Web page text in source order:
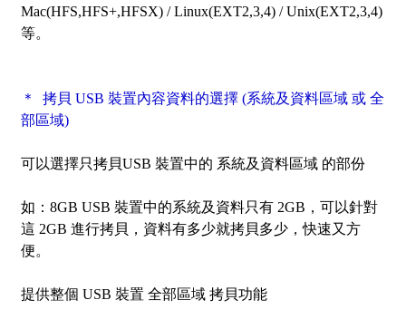
Mac(HFS,HFS+,HFSX) / Linux(EXT2,3,4) / Unix(EXT2,3,4)
等。
＊ 拷貝 USB 裝置內容資料的選擇 (系統及資料區域 或 全
部區域)
可以選擇只拷貝USB 裝置中的 系統及資料區域的部份
如：8GB USB 裝置中的系統及資料只有 2GB，可以針對
這 2GB 進行拷貝，資料有多少就拷貝多少，快速又方
便。
提供整個 USB 裝置 全部區域拷貝功能